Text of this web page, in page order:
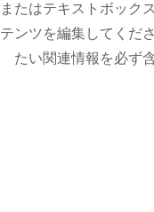
またはテキストボック
テンツを編集してくだ
たい関連情報を必ず